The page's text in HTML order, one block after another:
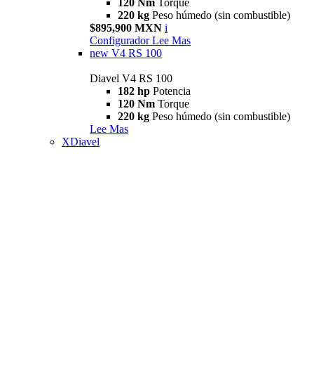
120 Nm Torque
220 kg Peso húmedo (sin combustible)
$895,900 MXN i
Configurador Lee Mas
new V4 RS 100
Diavel V4 RS 100
182 hp Potencia
120 Nm Torque
220 kg Peso húmedo (sin combustible)
Lee Mas
XDiavel